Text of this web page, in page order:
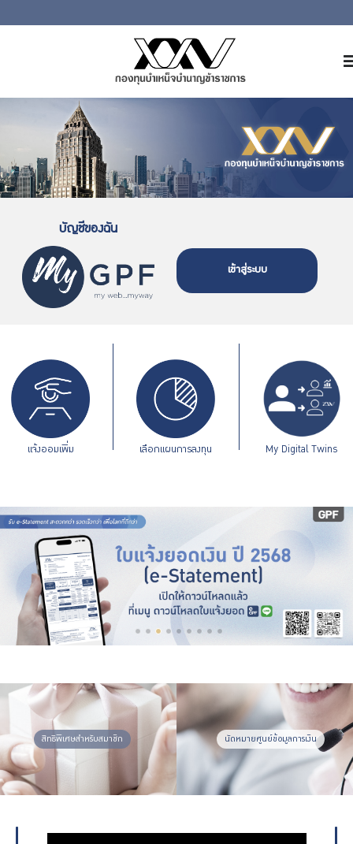
เกี่ยวกับ กบข.
บริการสมาชิก
ลงทุน
การบริหารความเสี่ยง
รายงานผลการดำเนินงาน
ข่าวสารและกิจกรรม
ร่วมงานกับเรา
ติดต่อเรา
บัญชีของฉัน
เข้าสู่ระบบ
แจ้งออมเพิ่ม เลือกแผนการลงทุน My Digital Twins
สิทธิพิเศษสำหรับสมาชิก นัดหมายศูนย์ข้อมูลการเงิน